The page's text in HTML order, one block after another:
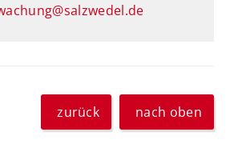
zurück nach oben